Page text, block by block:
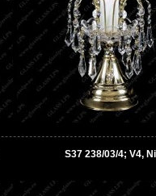
S37 238/03/4; V4, Ni